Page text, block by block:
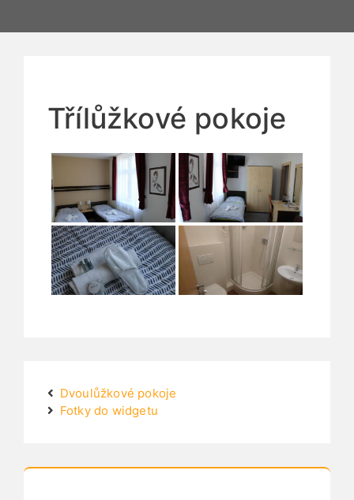
Třílůžkové pokoje
Dvoulůžkové pokoje
Fotky do widgetu